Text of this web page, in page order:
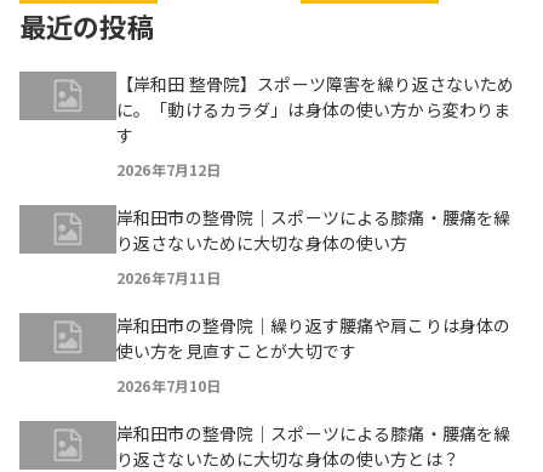
最近の投稿
【岸和田 整骨院】スポーツ障害を繰り返さないため
に。「動けるカラダ」は身体の使い方から変わりま
す
2026年7月12日
岸和田市の整骨院｜スポーツによる膝痛・腰痛を繰
り返さないために大切な身体の使い方
2026年7月11日
岸和田市の整骨院｜繰り返す腰痛や肩こりは身体の
使い方を見直すことが大切です
2026年7月10日
岸和田市の整骨院｜スポーツによる膝痛・腰痛を繰
り返さないために大切な身体の使い方とは？